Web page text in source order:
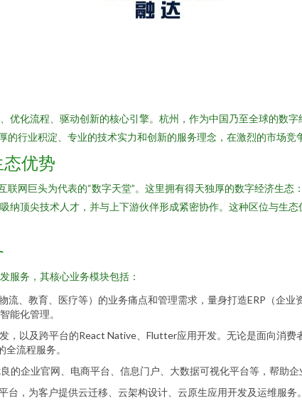
化流程、驱动创新的核心引擎。杭州，作为中国乃至全球的数
行业积淀、专业的技术实力和创新的服务理念，在激烈的市场竞
优势
联网巨头为代表的“数字天堂”。这里拥有得天独厚的数字经济生
纳顶尖技术人才，并与上下游伙伴形成紧密协作。这种区位与生
服务，其核心业务模块包括：
流、教育、医疗等）的业务痛点和管理需求，量身打造ERP（企
能化管理。
，以及跨平台的React Native、Flutter应用开发。无论是面向消
流程服务。
的企业官网、电商平台、信息门户、大数据可视化平台等，帮助企
台，为客户提供云迁移、云架构设计、云原生应用开发及运维服